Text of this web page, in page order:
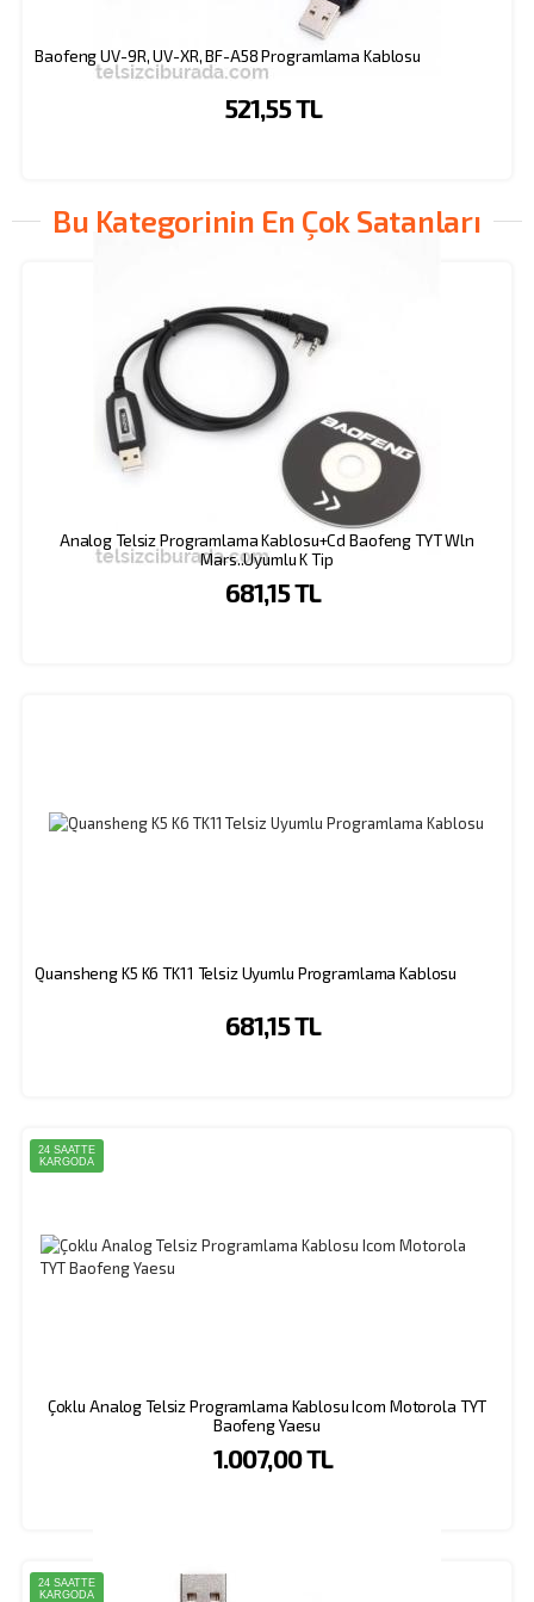
Baofeng UV-9R, UV-XR, BF-A58 Programlama Kablosu
521,55 TL
Bu Kategorinin En Çok Satanları
Analog Telsiz Programlama Kablosu+Cd Baofeng TYT Wln
Mars..Uyumlu K Tip
681,15 TL
Quansheng K5 K6 TK11 Telsiz Uyumlu Programlama Kablosu
681,15 TL
24 SAATTE
KARGODA
Çoklu Analog Telsiz Programlama Kablosu Icom Motorola TYT
Baofeng Yaesu
1.007,00 TL
24 SAATTE
KARGODA